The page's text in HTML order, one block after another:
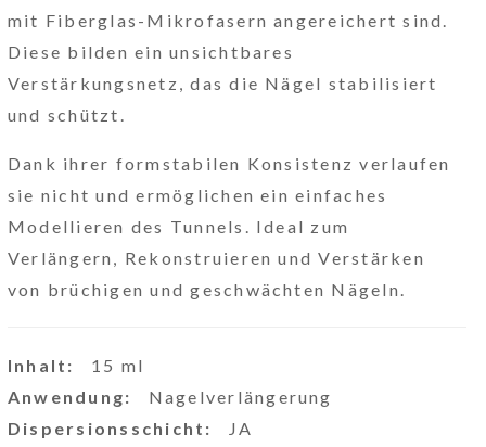
mit Fiberglas-Mikrofasern angereichert sind.
Diese bilden ein unsichtbares
Verstärkungsnetz, das die Nägel stabilisiert
und schützt.
Dank ihrer formstabilen Konsistenz verlaufen
sie nicht und ermöglichen ein einfaches
Modellieren des Tunnels. Ideal zum
Verlängern, Rekonstruieren und Verstärken
von brüchigen und geschwächten Nägeln.
Inhalt:
15 ml
Anwendung:
Nagelverlängerung
Dispersionsschicht:
JA